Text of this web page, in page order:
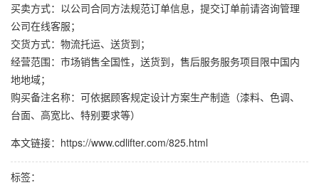
买卖方式：以公司合同方法规范订单信息，提交订单前请咨询管理
公司在线客服；
交货方式：物流托运、送货到；
经营范围：市场销售全国性，送货到，售后服务服务项目限中国内
地地域；
购买备注名称：可依据顾客规定设计方案生产制造（漆料、色调、
台面、高宽比、特别要求等）
本文链接：https://www.cdlifter.com/825.html
标签：